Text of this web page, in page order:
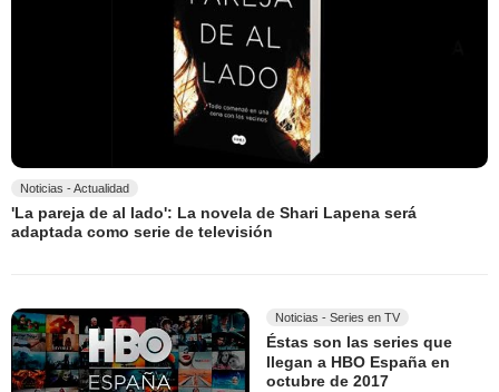
Noticias - Actualidad
'La pareja de al lado': La novela de Shari Lapena será
adaptada como serie de televisión
Noticias - Series en TV
Éstas son las series que
llegan a HBO España en
octubre de 2017